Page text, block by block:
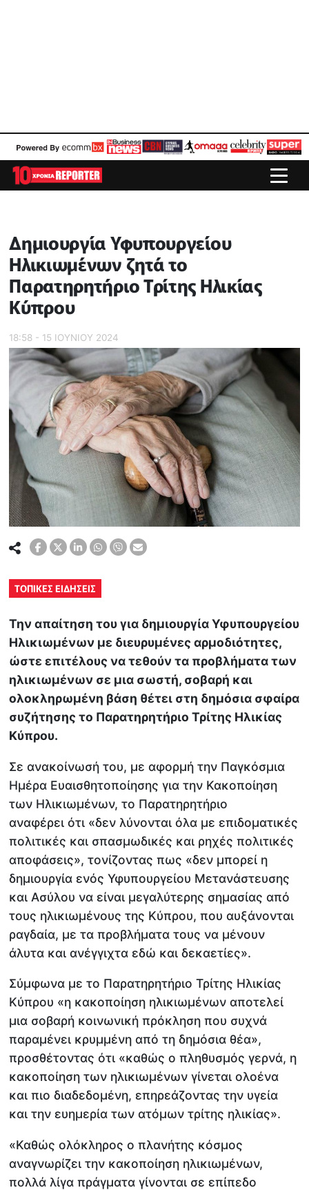
Δημιουργία Υφυπουργείου
Ηλικιωμένων ζητά το
Παρατηρητήριο Τρίτης Ηλικίας
Κύπρου
18:58 - 15 ΙΟΥΝΙΟΥ 2024
ΤΟΠΙΚΕΣ ΕΙΔΗΣΕΙΣ
Την απαίτηση του για δημιουργία Υφυπουργείου
Ηλικιωμένων με διευρυμένες αρμοδιότητες,
ώστε επιτέλους να τεθούν τα προβλήματα των
ηλικιωμένων σε μια σωστή, σοβαρή και
ολοκληρωμένη βάση θέτει στη δημόσια σφαίρα
συζήτησης το Παρατηρητήριο Τρίτης Ηλικίας
Κύπρου.
Σε ανακοίνωσή του, με αφορμή την Παγκόσμια
Ημέρα Ευαισθητοποίησης για την Κακοποίηση
των Ηλικιωμένων, το Παρατηρητήριο
αναφέρει ότι «δεν λύνονται όλα με επιδοματικές
πολιτικές και σπασμωδικές και ρηχές πολιτικές
αποφάσεις», τονίζοντας πως «δεν μπορεί η
δημιουργία ενός Υφυπουργείου Μετανάστευσης
και Ασύλου να είναι μεγαλύτερης σημασίας από
τους ηλικιωμένους της Κύπρου, που αυξάνονται
ραγδαία, με τα προβλήματα τους να μένουν
άλυτα και ανέγγιχτα εδώ και δεκαετίες».
Σύμφωνα με το Παρατηρητήριο Τρίτης Ηλικίας
Κύπρου «η κακοποίηση ηλικιωμένων αποτελεί
μια σοβαρή κοινωνική πρόκληση που συχνά
παραμένει κρυμμένη από τη δημόσια θέα»,
προσθέτοντας ότι «καθώς ο πληθυσμός γερνά, η
κακοποίηση των ηλικιωμένων γίνεται ολοένα
και πιο διαδεδομένη, επηρεάζοντας την υγεία
και την ευημερία των ατόμων τρίτης ηλικίας».
«Καθώς ολόκληρος ο πλανήτης κόσμος
αναγνωρίζει την κακοποίηση ηλικιωμένων,
πολλά λίγα πράγματα γίνονται σε επίπεδο